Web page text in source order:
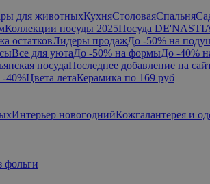
для животныхКухняСтоловаяСпальня
Коллекции посуды 2025Посуда
остатковЛидеры продажДо -50% на
Все для уютаДо -50% на формыДо -40%
посудаПоследнее добавление на
40%Цвета летаКерамика по 169 руб
Интерьер новогоднийКожгалантерея и
фольги